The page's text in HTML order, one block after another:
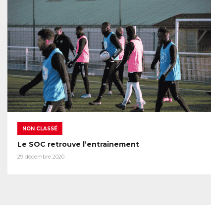
NON CLASSÉ
Le SOC retrouve l’entraînement
29 décembre 2020